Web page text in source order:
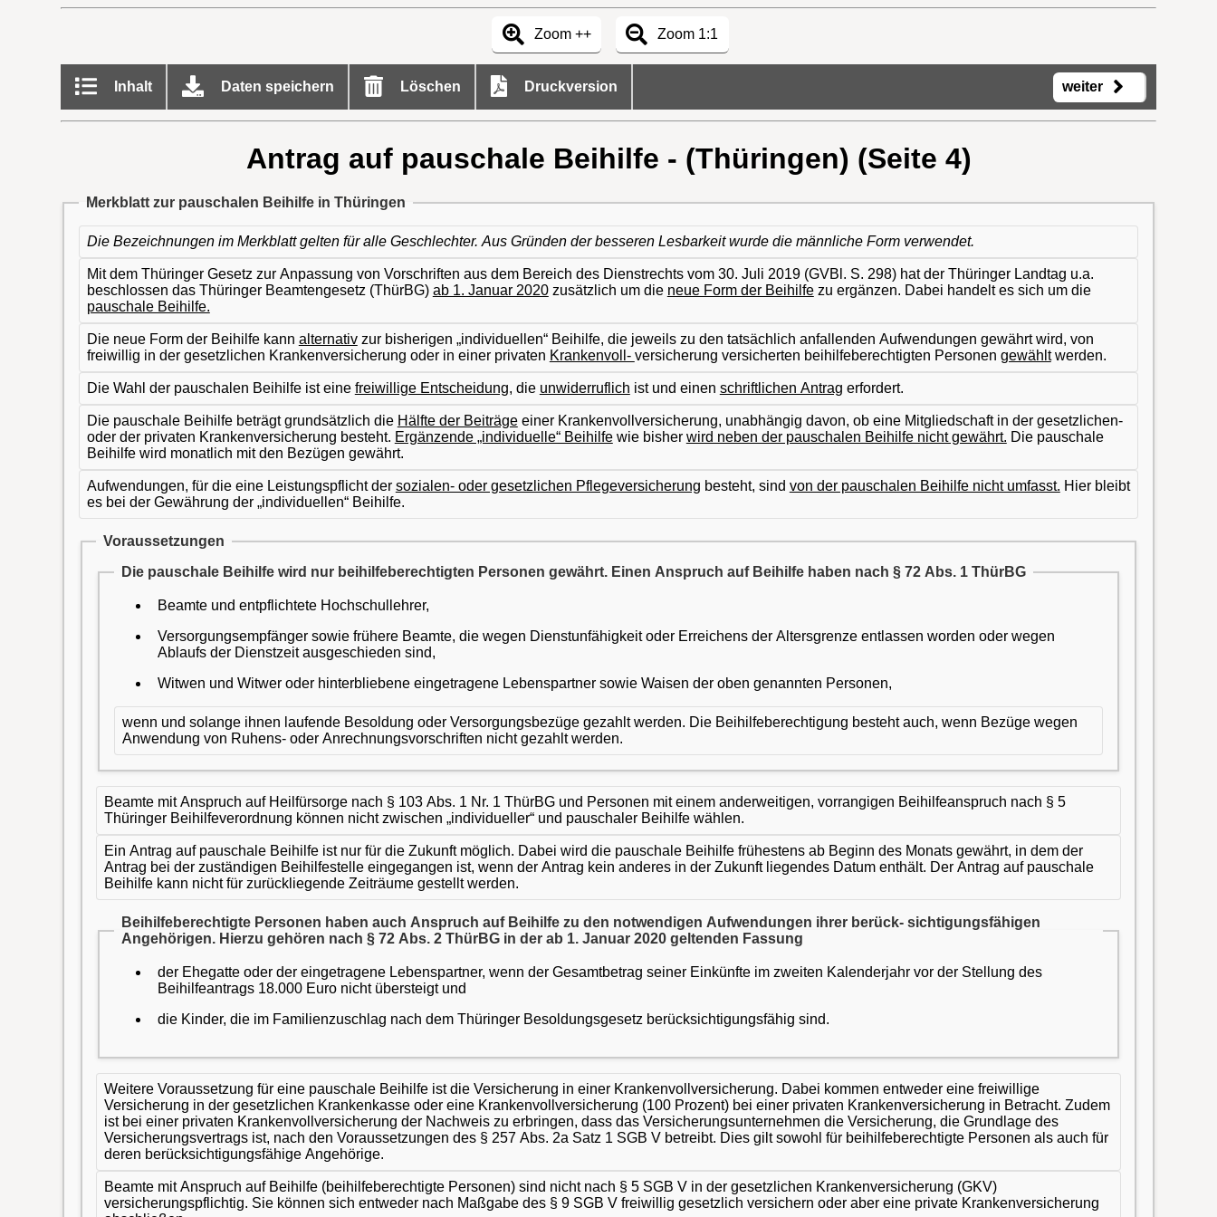
Zoom ++ Zoom 1:1
Inhalt Daten speichern Löschen Druckversion weiter
Antrag auf pauschale Beihilfe - (Thüringen) (Seite 4)
Merkblatt zur pauschalen Beihilfe in Thüringen
Die Bezeichnungen im Merkblatt gelten für alle Geschlechter. Aus Gründen der besseren Lesbarkeit wurde die männliche Form verwendet.
Mit dem Thüringer Gesetz zur Anpassung von Vorschriften aus dem Bereich des Dienstrechts vom 30. Juli 2019 (GVBl. S. 298) hat der Thüringer Landtag u.a.
beschlossen das Thüringer Beamtengesetz (ThürBG) ab 1. Januar 2020zusätzlich um die neue Form der Beihilfezu ergänzen. Dabei handelt es sich um die
pauschale Beihilfe.
Die neue Form der Beihilfe kann alternativzur bisherigen „individuellen“ Beihilfe, die jeweils zu den tatsächlich anfallenden Aufwendungen gewährt wird, von
freiwillig in der gesetzlichen Krankenversicherung oder in einer privaten Krankenvoll- versicherung versicherten beihilfeberechtigten Personen gewähltwerden.
Die Wahl der pauschalen Beihilfe ist eine freiwillige Entscheidung, die unwiderruflich ist und einen schriftlichen Antrag erfordert.
Die pauschale Beihilfe beträgt grundsätzlich die Hälfte der Beiträgeeiner Krankenvollversicherung, unabhängig davon, ob eine Mitgliedschaft in der gesetzlichen-
oder der privaten Krankenversicherung besteht. Ergänzende „individuelle“ Beihilfewie bisher wird neben der pauschalen Beihilfe nicht gewährt. Die pauschale
Beihilfe wird monatlich mit den Bezügen gewährt.
Aufwendungen, für die eine Leistungspflicht der sozialen- oder gesetzlichen Pflegeversicherung besteht, sind von der pauschalen Beihilfe nicht umfasst. Hier bleibt
es bei der Gewährung der „individuellen“ Beihilfe.
Voraussetzungen
Die pauschale Beihilfe wird nur beihilfeberechtigten Personen gewährt. Einen Anspruch auf Beihilfe haben nach § 72 Abs. 1 ThürBG
Beamte und entpflichtete Hochschullehrer,
Versorgungsempfänger sowie frühere Beamte, die wegen Dienstunfähigkeit oder Erreichens der Altersgrenze entlassen worden oder wegen
Ablaufs der Dienstzeit ausgeschieden sind,
Witwen und Witwer oder hinterbliebene eingetragene Lebenspartner sowie Waisen der oben genannten Personen,
wenn und solange ihnen laufende Besoldung oder Versorgungsbezüge gezahlt werden. Die Beihilfeberechtigung besteht auch, wenn Bezüge wegen
Anwendung von Ruhens- oder Anrechnungsvorschriften nicht gezahlt werden.
Beamte mit Anspruch auf Heilfürsorge nach § 103 Abs. 1 Nr. 1 ThürBG und Personen mit einem anderweitigen, vorrangigen Beihilfeanspruch nach § 5
Thüringer Beihilfeverordnung können nicht zwischen „individueller“ und pauschaler Beihilfe wählen.
Ein Antrag auf pauschale Beihilfe ist nur für die Zukunft möglich. Dabei wird die pauschale Beihilfe frühestens ab Beginn des Monats gewährt, in dem der
Antrag bei der zuständigen Beihilfestelle eingegangen ist, wenn der Antrag kein anderes in der Zukunft liegendes Datum enthält. Der Antrag auf pauschale
Beihilfe kann nicht für zurückliegende Zeiträume gestellt werden.
Beihilfeberechtigte Personen haben auch Anspruch auf Beihilfe zu den notwendigen Aufwendungen ihrer berück- sichtigungsfähigen
Angehörigen. Hierzu gehören nach § 72 Abs. 2 ThürBG in der ab 1. Januar 2020 geltenden Fassung
der Ehegatte oder der eingetragene Lebenspartner, wenn der Gesamtbetrag seiner Einkünfte im zweiten Kalenderjahr vor der Stellung des
Beihilfeantrags 18.000 Euro nicht übersteigt und
die Kinder, die im Familienzuschlag nach dem Thüringer Besoldungsgesetz berücksichtigungsfähig sind.
Weitere Voraussetzung für eine pauschale Beihilfe ist die Versicherung in einer Krankenvollversicherung. Dabei kommen entweder eine freiwillige
Versicherung in der gesetzlichen Krankenkasse oder eine Krankenvollversicherung (100 Prozent) bei einer privaten Krankenversicherung in Betracht. Zudem
ist bei einer privaten Krankenvollversicherung der Nachweis zu erbringen, dass das Versicherungsunternehmen die Versicherung, die Grundlage des
Versicherungsvertrags ist, nach den Voraussetzungen des § 257 Abs. 2a Satz 1 SGB V betreibt. Dies gilt sowohl für beihilfeberechtigte Personen als auch für
deren berücksichtigungsfähige Angehörige.
Beamte mit Anspruch auf Beihilfe (beihilfeberechtigte Personen) sind nicht nach § 5 SGB V in der gesetzlichen Krankenversicherung (GKV)
versicherungspflichtig. Sie können sich entweder nach Maßgabe des § 9 SGB V freiwillig gesetzlich versichern oder aber eine private Krankenversicherung